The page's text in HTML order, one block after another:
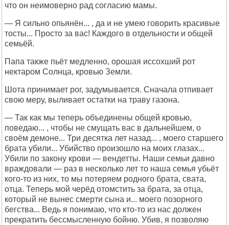
что он неимоверно рад согласию мамы.
— Я сильно опьянён... , да и не умею говорить красивые
тосты... Просто за вас! Каждого в отдельности и общей
семьёй.
Папа также пьёт медленно, орошая иссохший рот
нектаром Солнца, кровью Земли.
Шота принимает рог, задумывается. Сначала отпивает
свою меру, выливает остатки на траву газона.
— Так как мы теперь объединены общей кровью,
поведаю... , чтобы не смущать вас в дальнейшем, о
своём демоне... Три десятка лет назад... , моего старшего
брата убили... Убийство произошло на моих глазах...
Убили по закону крови — вендетты. Наши семьи давно
враждовали — раз в несколько лет то наша семья убьёт
кого-то из них, то мы потеряем родного брата, свата,
отца. Теперь мой черёд отомстить за брата, за отца,
который не вынес смерти сына и... моего позорного
бегства... Ведь я понимаю, что кто-то из нас должен
прекратить бессмысленную бойню. Убив, я позволяю